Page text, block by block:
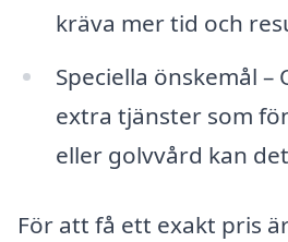
kräva mer tid och
Speciella önskemål –
extra tjänster som
eller golvvård kan
För att få ett exakt pris